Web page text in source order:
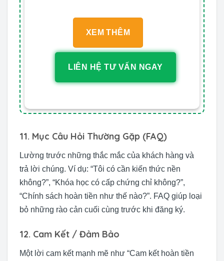
XEM THÊM
LIÊN HỆ TƯ VẤN NGAY
11. Mục Câu Hỏi Thường Gặp (FAQ)
Lường trước những thắc mắc của khách hàng và
trả lời chúng. Ví dụ: “Tôi có cần kiến thức nền
không?”, “Khóa học có cấp chứng chỉ không?”,
“Chính sách hoàn tiền như thế nào?”. FAQ giúp loại
bỏ những rào cản cuối cùng trước khi đăng ký.
12. Cam Kết / Đảm Bảo
Một lời cam kết mạnh mẽ như “Cam kết hoàn tiền